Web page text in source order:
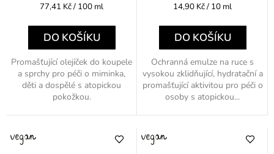
Měrná
77,41 Kč / 100 ml
DO KOŠÍKU
Promašťující olejíček do koupele
a sprchy pro péči o miminka,
děti a dospělé s atopickou
pokožkou.
Měrná
14,90 Kč / 10 ml
DO KOŠÍKU
Ochranná emulze na ruce s
vysokou zklidňující, hydratační a
promašťující aktivitou pro péči o
osoby s atopickou...